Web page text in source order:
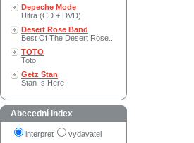
Depeche Mode
Ultra (CD + DVD)
Desert Rose Band
Best Of The Desert Rose..
TOTO
Toto
Getz Stan
Stan Is Here
Abecední index
interpret vydavatel